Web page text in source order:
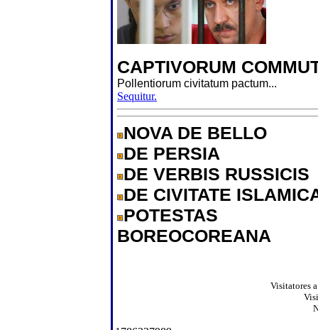
CAPTIVORUM
Pollentiorum civitatum pactum...
Sequitur.
NOVA DE BELLO
DE PERSIA
DE VERBIS RUSSICIS
DE CIVITATE
POTESTAS
BOREOCOREANA
Visitatores